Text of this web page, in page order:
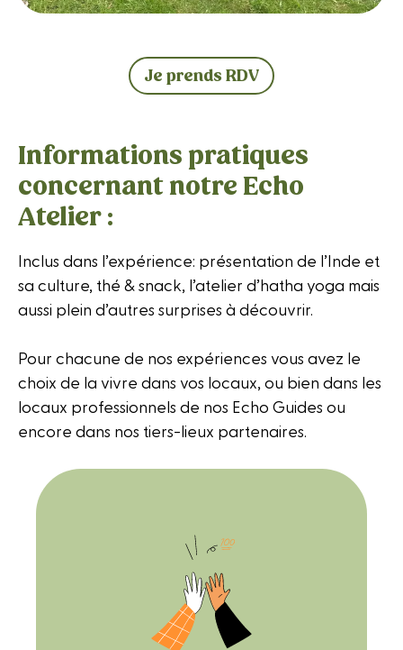
Je prends RDV
Informations pratiques
concernant notre Echo
Atelier :
Inclus dans l’expérience: présentation de l’Inde et
sa culture, thé & snack, l’atelier d’hatha yoga mais
aussi plein d’autres surprises à découvrir.
Pour chacune de nos expériences vous avez le
choix de la vivre dans vos locaux, ou bien dans les
locaux professionnels de nos Echo Guides ou
encore dans nos tiers-lieux partenaires.